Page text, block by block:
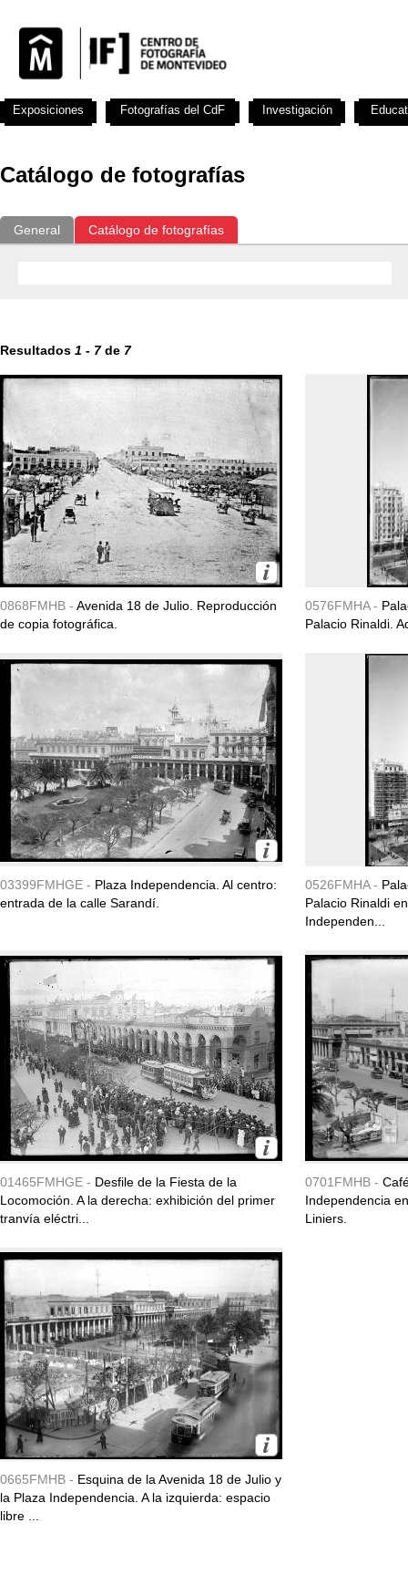
Catálogo de fotografías
General Catálogo de fotografías
Resultados 1 - 7de 7
0868FMHB - Avenida 18 de Julio. Reproducción
de copia fotográfica.
0576FMHA -
Palacio Rinaldi.
03399FMHGE - Plaza Independencia. Al centro:
entrada de la calle Sarandí.
0526FMHA -
Palacio Rinaldi
Independen...
01465FMHGE - Desfile de la Fiesta de la
Locomoción. A la derecha: exhibición del primer
tranvía eléctri...
0701FMHB -
Independencia
Liniers.
0665FMHB - Esquina de la Avenida 18 de Julio y
la Plaza Independencia. A la izquierda: espacio
libre ...
Exposiciones Fotografías del CdF Investigación